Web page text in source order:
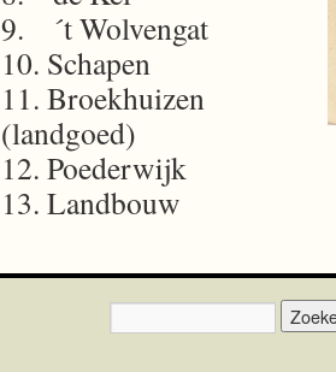
9. ´t Wolvengat
10. Schapen
11. Broekhuizen
(landgoed)
12. Poederwijk
13. Landbouw